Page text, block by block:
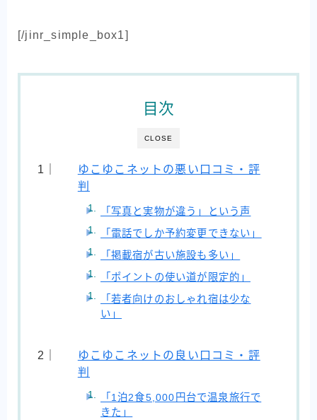
[/jinr_simple_box1]
CLOSE
目次
ゆこゆこネットの悪い口コミ・評
判
「写真と実物が違う」という声
「電話でしか予約変更できない」
「掲載宿が古い施設も多い」
「ポイントの使い道が限定的」
「若者向けのおしゃれ宿は少な
い」
ゆこゆこネットの良い口コミ・評
判
「1泊2食5,000円台で温泉旅行で
きた」